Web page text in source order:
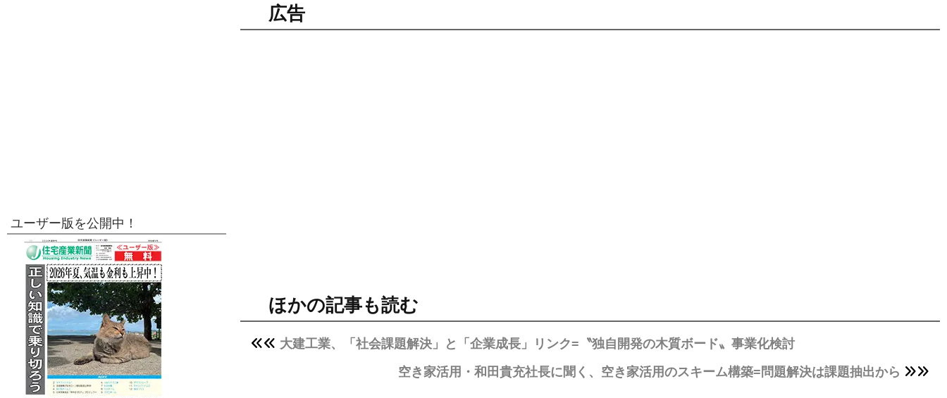
広告
ほかの記事も読む
大建工業、「社会課題解決」と「企業成長」リンク=〝独自開発の木質ボード〟事業化検討
空き家活用・和田貴充社長に聞く、空き家活用のスキーム構築=問題解決は課題抽出から
ユーザー版を公開中！